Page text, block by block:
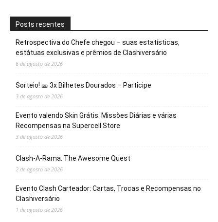
Posts recentes
Retrospectiva do Chefe chegou – suas estatísticas,
estátuas exclusivas e prêmios de Clashiversário
6 de agosto de 2026
Sorteio! 🎫 3x Bilhetes Dourados – Participe
3 de agosto de 2026
Evento valendo Skin Grátis: Missões Diárias e várias
Recompensas na Supercell Store
3 de agosto de 2026
Clash-A-Rama: The Awesome Quest
2 de agosto de 2026
Evento Clash Carteador: Cartas, Trocas e Recompensas no
Clashiversário
1 de agosto de 2026